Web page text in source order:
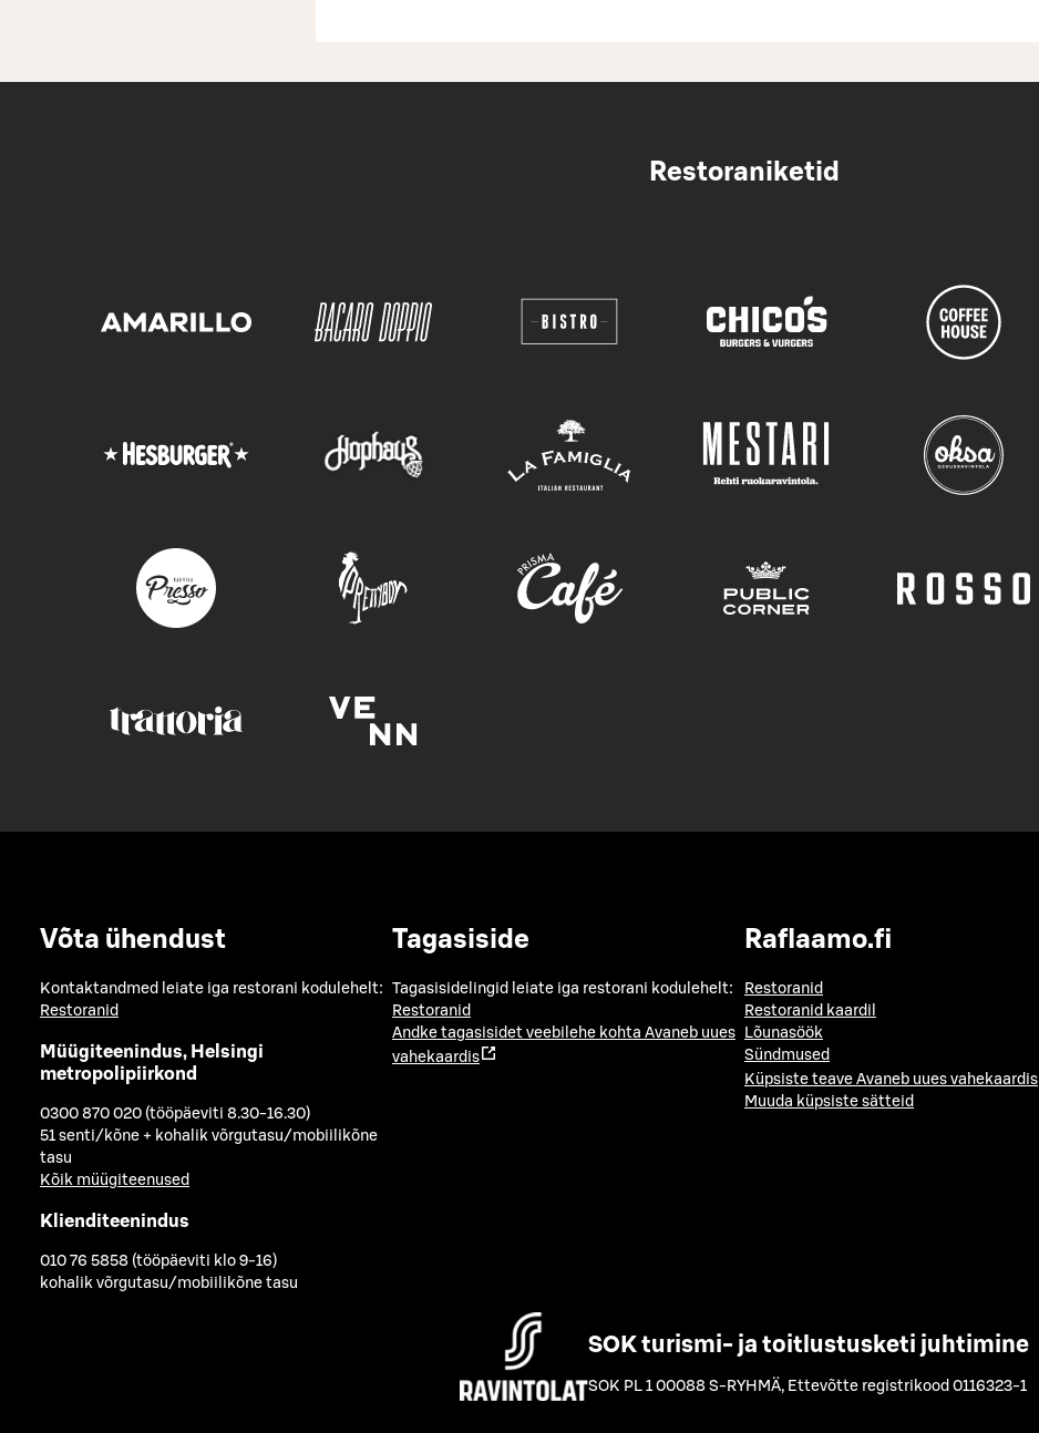
Restoraniketid
Võta ühendust
Kontaktandmed leiate iga restorani kodulehelt:
Restoranid
Müügiteenindus, Helsingi
metropolipiirkond
0300 870 020 (tööpäeviti 8.30-16.30)
51 senti/kõne + kohalik võrgutasu/mobiilikõne
tasu
Kõik müügiteenused
Klienditeenindus
010 76 5858 (tööpäeviti klo 9-16)
kohalik võrgutasu/mobiilikõne tasu
Tagasiside
Tagasisidelingid leiate iga restorani kodulehelt:
Restoranid
Andke tagasisidet veebilehe kohta Avaneb uues
vahekaardis
Raflaamo.fi
Restoranid
Restoranid kaardil
Lõunasöök
Sündmused
Küpsiste teave Avaneb uues vahekaardis
Muuda küpsiste sätteid
SOK turismi- ja toitlustusketi juhtimine
SOK PL 1 00088 S-RYHMÄ, Ettevõtte registrikood 0116323-1